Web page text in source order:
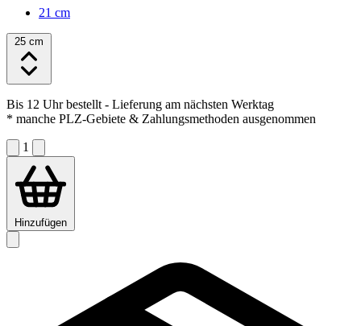
21 cm
25 cm
Bis 12 Uhr bestellt- Lieferung am nächsten Werktag
* manche PLZ-Gebiete & Zahlungsmethoden ausgenommen
1
Hinzufügen